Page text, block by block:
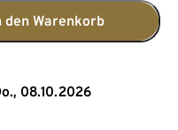
den Warenkorb
08.10.2026